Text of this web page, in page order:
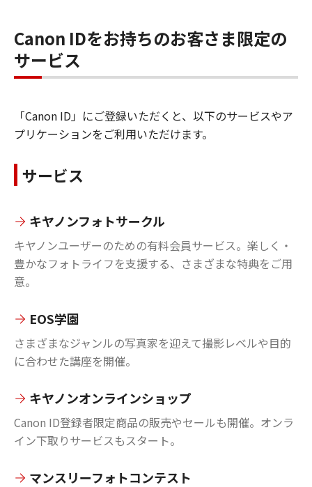
Canon IDをお持ちのお客さま限定の
サービス
「Canon ID」にご登録いただくと、以下のサービスやア
プリケーションをご利用いただけます。
サービス
キヤノンフォトサークル
キヤノンユーザーのための有料会員サービス。楽しく・
豊かなフォトライフを支援する、さまざまな特典をご用
意。
EOS学園
さまざまなジャンルの写真家を迎えて撮影レベルや目的
に合わせた講座を開催。
キヤノンオンラインショップ
Canon ID登録者限定商品の販売やセールも開催。オンラ
イン下取りサービスもスタート。
マンスリーフォトコンテスト